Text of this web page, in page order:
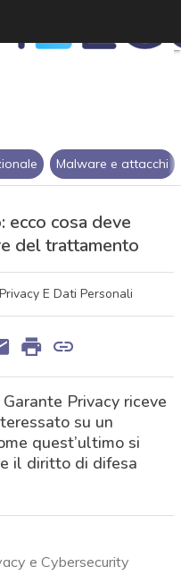
Malware e attacchi
ecco cosa deve
del trattamento
Privacy E Dati Personali
Privacy riceve
su un
quest’ultimo si
il diritto di difesa
e Cybersecurity